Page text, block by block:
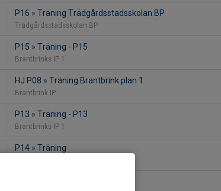
P16 » Träning Trädgårdsstadsskolan BP
Trädgårdsstadsskolan BP
P15 » Träning - P15
Brantbrinks IP 1
HJ P08 » Träning Brantbrink plan 1
Brantbrink IP
P13 » Träning - P13
Brantbrinks IP 1
P14 » Träning